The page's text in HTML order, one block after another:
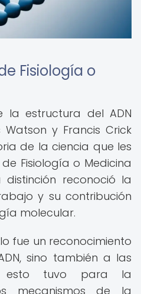
Fisiología o
la estructura del ADN
y Francis Crick
de la ciencia que les
Fisiología o Medicina
distinción reconoció la
y su contribución
molecular.
fue un reconocimiento
sino también a las
esto tuvo para la
mecanismos de la